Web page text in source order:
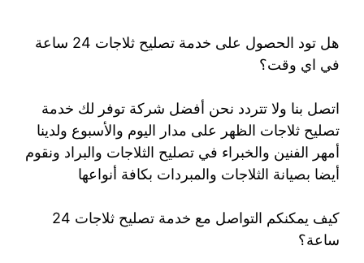
هل تود الحصول على خدمة تصليح ثلاجات 24 ساعة
في اي وقت؟
اتصل بنا ولا تتردد نحن أفضل شركة توفر لك خدمة
تصليح ثلاجات الظهر على مدار اليوم والأسبوع ولدينا
أمهر الفنين والخبراء في تصليح الثلاجات والبراد ونقوم
أيضا بصيانة الثلاجات والمبردات بكافة أنواعها
كيف يمكنكم التواصل مع خدمة تصليح ثلاجات 24
ساعة؟